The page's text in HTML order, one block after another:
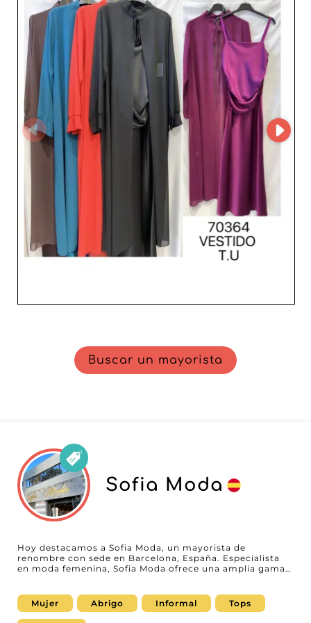
proveedor. Al elegir EMMA by Fashion station, los
profesionales se benefician de un servicio de atención al
cliente ágil, una logística eficiente y plazos de entrega
rápidos, esenciales para mantener un negocio con buen
rendimiento. La seriedad y fiabilidad de este mayorista lo
convierten en un socio preferente para las tiendas que
desean enriquecer su oferta con prendas femeninas
elegantes, cómodas y actuales. Optar por EMMA by
Fashion station es colaborar con un proveedor español
reconocido que combina experiencia, calidad y
adaptabilidad para apoyar de forma sostenida el éxito de
los minoristas de moda en Europa y más allá.
Buscar un mayorista
Sofia Moda
Hoy destacamos a Sofia Moda, un mayorista de
renombre con sede en Barcelona, España. Especialista
en moda femenina, Sofia Moda ofrece una amplia gama
vestidos. Nuestros socios profesionales apreciarán la
variedad y la calidad de los productos que ofrece este
proveedor de confianza. Sofia Moda se distingue por su
Mujer Abrigo Informal Tops